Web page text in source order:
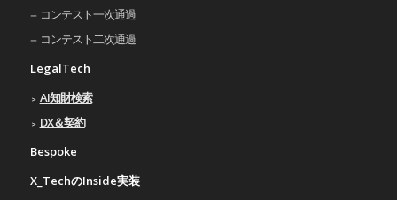
コンテスト一次通過
コンテスト二次通過
LegalTech
AI知財検索
DX＆契約
Bespoke
X_TechのInside実装